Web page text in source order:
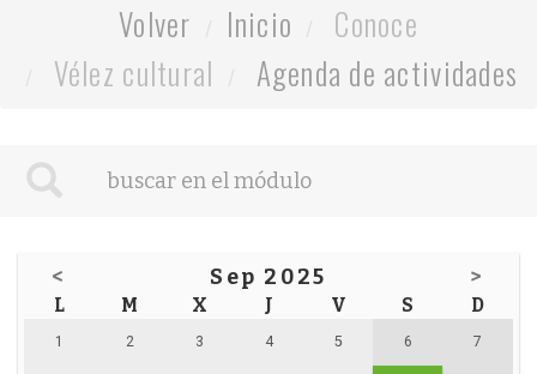
Volver Inicio
Conoce
Vélez cultural
Agenda de actividades
< Sep 2025 >
L M X J V S D
1 2 3 4 5 6 7